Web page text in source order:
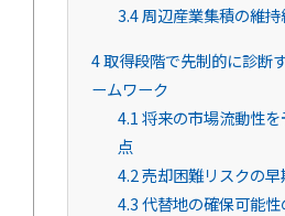
3.4周辺産業集積の維
4取得段階で先制的に診断
ームワーク
4.1将来の市場流動性
点
4.2売却困難リスクの
4.3代替地の確保可能